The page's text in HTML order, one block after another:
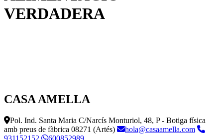
VERDADERA
CASA AMELLA
Pol. Ind. Santa Maria C/Narcís Monturiol, 48, P - Botiga física
amb preus de fàbrica 08271 (Artés)
hola@casaamella.com